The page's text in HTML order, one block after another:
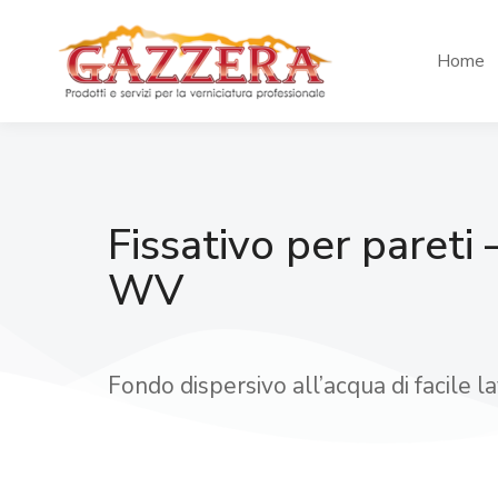
Home
Fissativo per pareti
WV
Fondo dispersivo all’acqua di facile